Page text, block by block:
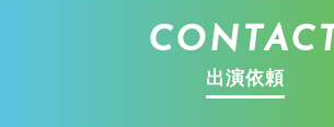
CONTACT
出演依頼